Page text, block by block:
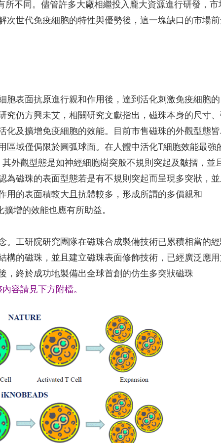
不同。儘管許多大廠相繼投入龐大資源進行研發，市
次世代免疫細胞的特性與優勢後，這一塊缺口的市場
胞表面抗原進行親和作用後，達到活化刺激免疫細胞
究仍方興未艾，相關研究文獻指出，磁珠本身的尺寸
化及擴增免疫細胞的效能。目前市售磁珠的外觀型態
區域僅侷限於圓弧球面。在人體中活化T細胞效能最強
外觀型態是如神經細胞樹突般不規則突起及皺摺，並
為磁珠的表面型態若是有不規則突起而呈現多突狀，
用的表面積較大且抗體較多，形成所謂的多價親和
增的效能也應有所助益。
。工研院研究團隊在磁珠合成製備技術已累積相當的
構的磁珠，並且建立磁珠表面修飾技術，已經廣泛應
，終於成功地製備出全球首創的仿生多突狀磁珠
容請見下方附檔。